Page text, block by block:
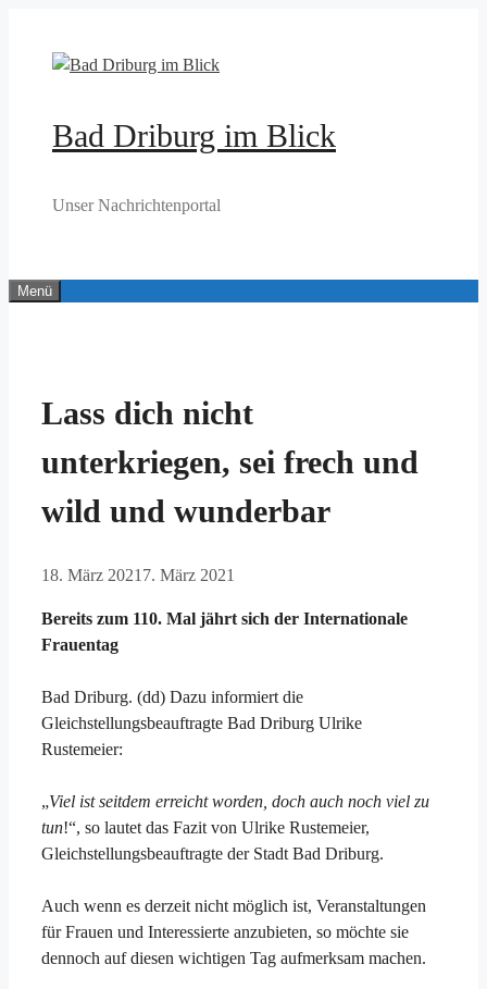
springen
Bad Driburg im Blick
Unser Nachrichtenportal
Menü
Lass dich nicht
unterkriegen, sei frech und
wild und wunderbar
18. März 2021 7. März 2021
Bereits zum 110. Mal jährt sich der Internationale
Frauentag
Bad Driburg. (dd) Dazu informiert die
Gleichstellungsbeauftragte Bad Driburg Ulrike
Rustemeier:
„Viel ist seitdem erreicht worden, doch auch noch viel zu
tun!“, so lautet das Fazit von Ulrike Rustemeier,
Gleichstellungsbeauftragte der Stadt Bad Driburg.
Auch wenn es derzeit nicht möglich ist, Veranstaltungen
für Frauen und Interessierte anzubieten, so möchte sie
dennoch auf diesen wichtigen Tag aufmerksam machen.